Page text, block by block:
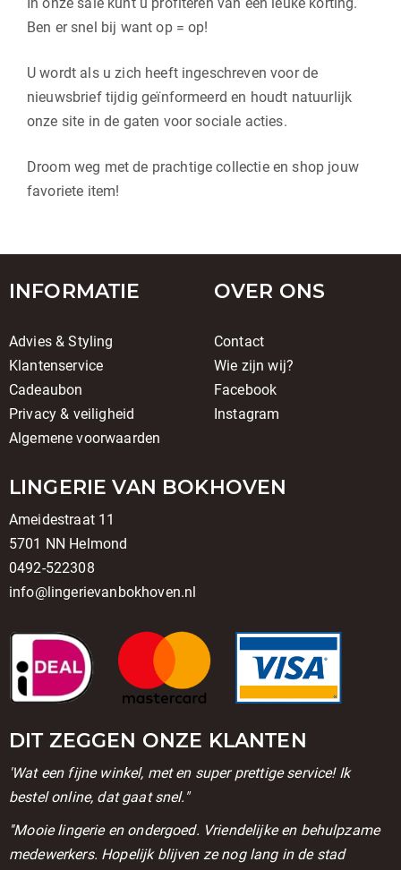
Ben er snel bij want op = op!
U wordt als u zich heeft ingeschreven voor de
nieuwsbrief tijdig geïnformeerd en houdt natuurlijk
onze site in de gaten voor sociale acties.
Droom weg met de prachtige collectie en shop jouw
favoriete item!
INFORMATIE
Advies & Styling
Klantenservice
Cadeaubon
Privacy & veiligheid
Algemene voorwaarden
OVER ONS
Contact
Wie zijn wij?
Facebook
Instagram
LINGERIE VAN BOKHOVEN
Ameidestraat 11
5701 NN Helmond
0492-522308
info@lingerievanbokhoven.nl
DIT ZEGGEN ONZE KLANTEN
'Wat een fijne winkel, met en super prettige service! Ik
bestel online, dat gaat snel."
''Mooie lingerie en ondergoed. Vriendelijke en behulpzame
medewerkers. Hopelijk blijven ze nog lang in de stad